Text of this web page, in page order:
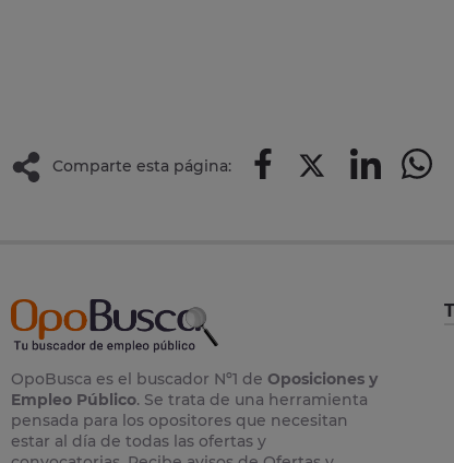
Comparte esta página:
OpoBusca es el buscador Nº1 de Oposiciones y
Empleo Público. Se trata de una herramienta
pensada para los opositores que necesitan
estar al día de todas las ofertas y